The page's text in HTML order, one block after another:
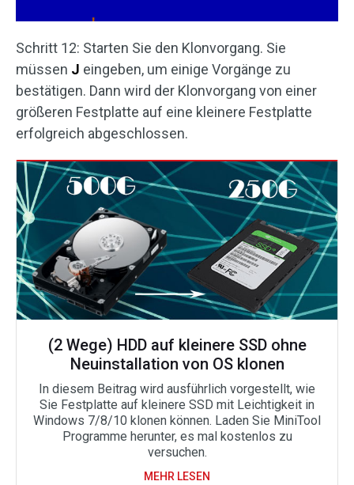
Schritt 12: Starten Sie den Klonvorgang. Sie
müssen J eingeben, um einige Vorgänge zu
bestätigen. Dann wird der Klonvorgang von einer
größeren Festplatte auf eine kleinere Festplatte
erfolgreich abgeschlossen.
(2 Wege) HDD auf kleinere SSD ohne
Neuinstallation von OS klonen
In diesem Beitrag wird ausführlich vorgestellt, wie
Sie Festplatte auf kleinere SSD mit Leichtigkeit in
Windows 7/8/10 klonen können. Laden Sie MiniTool
Programme herunter, es mal kostenlos zu
versuchen.
MEHR LESEN